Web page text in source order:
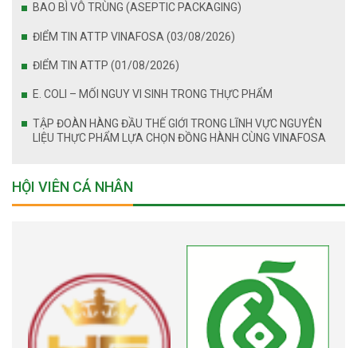
BAO BÌ VÔ TRÙNG (ASEPTIC PACKAGING)
ĐIỂM TIN ATTP VINAFOSA (03/08/2026)
ĐIỂM TIN ATTP (01/08/2026)
E. COLI – MỐI NGUY VI SINH TRONG THỰC PHẨM
TẬP ĐOÀN HÀNG ĐẦU THẾ GIỚI TRONG LĨNH VỰC NGUYÊN
LIỆU THỰC PHẨM LỰA CHỌN ĐỒNG HÀNH CÙNG VINAFOSA
HỘI VIÊN CÁ NHÂN